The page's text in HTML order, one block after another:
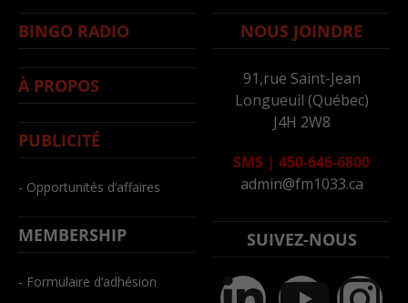
BINGO RADIO
À PROPOS
PUBLICITÉ
- Opportunités d’affaires
MEMBERSHIP
- Formulaire d’adhésion
NOUS JOINDRE
91,rue Saint-Jean
Longueuil (Québec)
J4H 2W8
SMS | 450-646-6800
admin@fm1033.ca
SUIVEZ-NOUS